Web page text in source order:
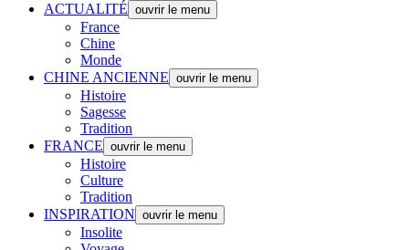
ACTUALITÉ ouvrir le menu
France
Chine
Monde
CHINE ANCIENNE ouvrir le menu
Histoire
Sagesse
Tradition
FRANCE ouvrir le menu
Histoire
Culture
Tradition
INSPIRATION ouvrir le menu
Insolite